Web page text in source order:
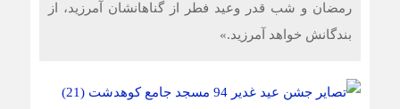
رمضان و شب قدر وعید فطر از گناهانشان آمرزید، از
بندگانش خواهد آمرزید.»